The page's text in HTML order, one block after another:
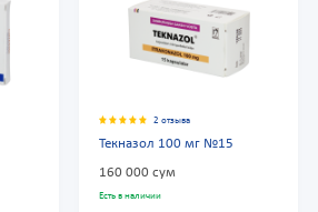
2 отзыва
Текназол 100 мг №15
160 000 сум
Есть в наличии